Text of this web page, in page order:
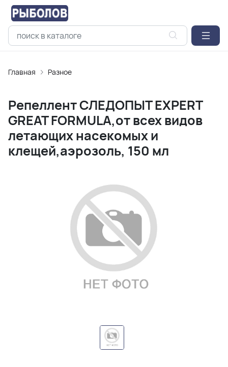
Главная Разное
Репеллент СЛЕДОПЫТ EXPERT
GREAT FORMULA,от всех видов
летающих насекомых и
клещей,аэрозоль, 150 мл